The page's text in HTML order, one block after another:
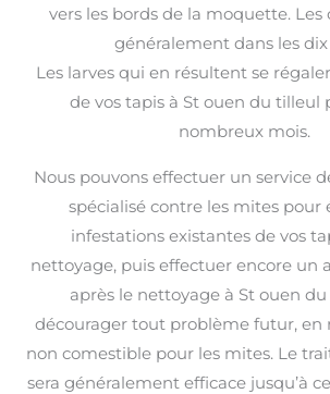
vers les bords de la moquette.
généralement dans les dix
Les larves qui en résultent se
de vos tapis à St ouen du tilleul
nombreux mois.
Nous pouvons effectuer un service
spécialisé contre les mites pour
infestations existantes de vos
nettoyage, puis effectuer encore un
après le nettoyage à St ouen
décourager tout problème futur, en
non comestible pour les mites. Le
sera généralement efficace jusqu’à